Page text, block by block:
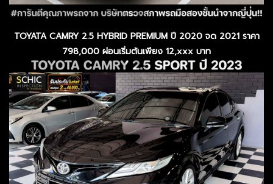
TOYATA CAMRY 2.5 HYBRID PREMIUM ปี 2020 จด 2021 ราคา
798,000 ผ่อนเริ่มต้นเพียง 12,xxx บาท